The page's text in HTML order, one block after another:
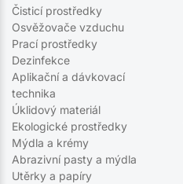
Čisticí prostředky
Osvěžovače vzduchu
Prací prostředky
Dezinfekce
Aplikační a dávkovací
technika
Úklidový materiál
Ekologické prostředky
Mýdla a krémy
Abrazivní pasty a mýdla
Utěrky a papíry